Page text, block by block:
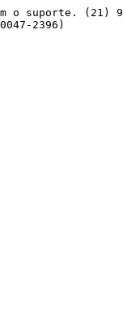
suporte. (21)
2396)